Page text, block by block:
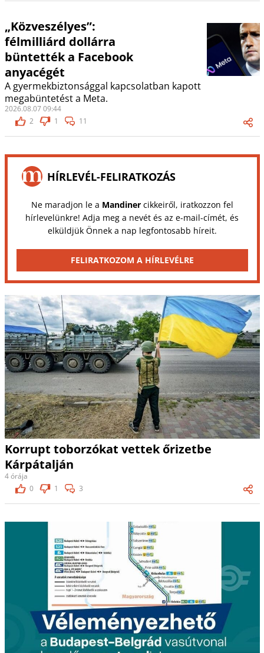
„Közveszélyes”:
félmilliárd dollárra
büntették a Facebook
anyacégét
A gyermekbiztonsággal kapcsolatban kapott
megabüntetést a Meta.
2026.08.07 09:44
2
1 11
HÍRLEVÉL-FELIRATKOZÁS
Ne maradjon le a Mandinercikkeiről, iratkozzon fel
hírlevelünkre! Adja meg a nevét és az e-mail-címét, és
elküldjük Önnek a nap legfontosabb híreit.
FELIRATKOZOM A HÍRLEVÉLRE
Korrupt toborzókat vettek őrizetbe
Kárpátalján
4 órája
0
1 3